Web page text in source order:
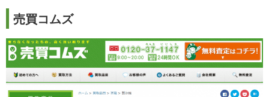
売買コムズ